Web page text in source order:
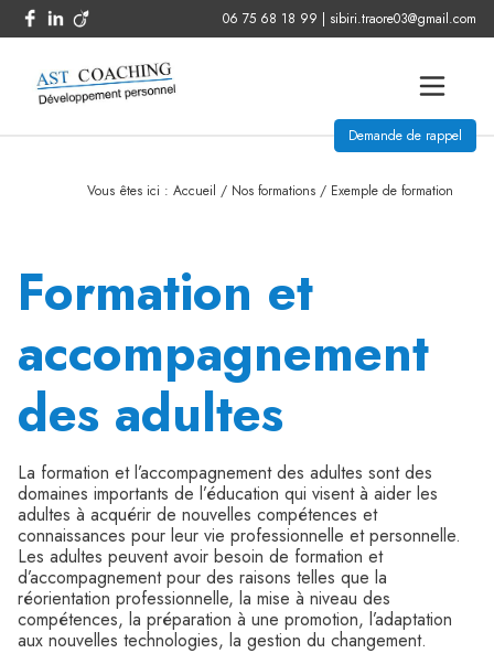
06 75 68 18 99 | sibiri.traore03@gmail.com
Demande de rappel
Vous êtes ici : Accueil / Nos formations / Exemple de formation
Formation et
accompagnement
des adultes
La formation et l’accompagnement des adultes sont des
domaines importants de l’éducation qui visent à aider les
adultes à acquérir de nouvelles compétences et
connaissances pour leur vie professionnelle et personnelle.
Les adultes peuvent avoir besoin de formation et
d’accompagnement pour des raisons telles que la
réorientation professionnelle, la mise à niveau des
compétences, la préparation à une promotion, l’adaptation
aux nouvelles technologies, la gestion du changement.